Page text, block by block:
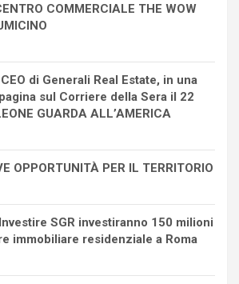
COMMERCIALE THE WOW
di Generali Real Estate, in una
sul Corriere della Sera il 22
GUARDA ALL’AMERICA
OPPORTUNITÀ PER IL TERRITORIO
SGR investiranno 150 milioni
immobiliare residenziale a Roma